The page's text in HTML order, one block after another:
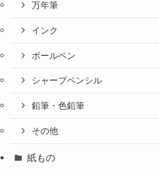
万年筆
インク
ボールペン
シャープペンシル
鉛筆・色鉛筆
その他
紙もの